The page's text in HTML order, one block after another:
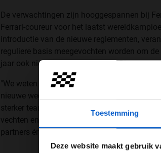
Toestemming
Deze website maakt gebruik
De verwachtingen zijn hooggespannen bij
Ferrari-coureur voor het laatst
introductie van de nieuwe reglementen,
reguliere basis meegevochten worden om
jaar ook niet, maar als we Mattia Binotto
"We weten dat er hoge verwachtingen zijn
nieuwe weg ingeslagen in 2019, hadden
sterker team geworden. Het doel is om elke
vechten en om het beste team te zijn. Die
partners én onze trouwe fans", liet hij weten